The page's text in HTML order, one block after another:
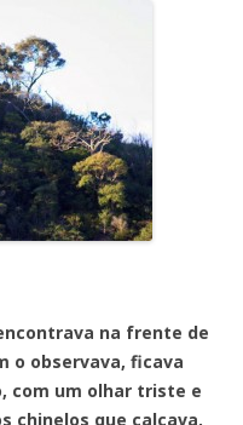
na frente de
o observava, ficava
com um olhar triste e
chinelos que calçava,